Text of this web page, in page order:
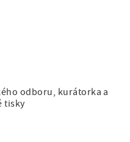
odboru, kurátorka a
tisky